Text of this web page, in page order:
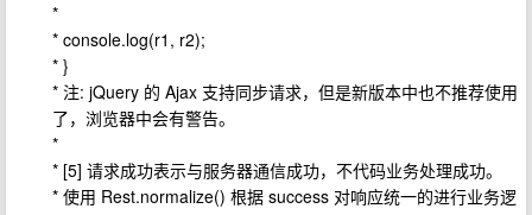
*
* console.log(r1, r2);
* }
* 注: jQuery 的 Ajax 支持同步请求，但是新版本中也不推荐使用
了，浏览器中会有警告。
*
* [5] 请求成功表示与服务器通信成功，不代码业务处理成功。
* 使用 Rest.normalize() 根据 success 对响应统一的进行业务逻